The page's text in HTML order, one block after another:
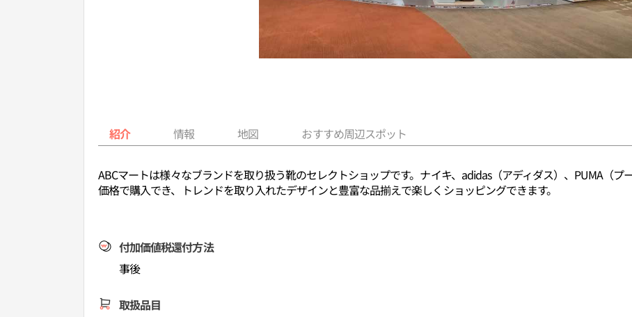
紹介 情報 地図 おすすめ周辺スポット
ABCマートは様々なブランドを取り扱う靴のセレクトショップです。ナイキ、adidas（アディダス）、PUMA（
価格で購入でき、トレンドを取り入れたデザインと豊富な品揃えで楽しくショッピングできます。
付加価値税還付方法
事後
取扱品目